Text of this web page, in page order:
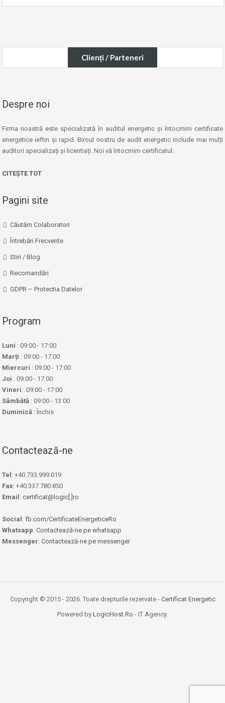
Clienți / Parteneri
Despre noi
Firma noastră este specializată în auditul energetic și întocmim certificate
energetice ieftin și rapid. Biroul nostru de audit energetic include mai mulți
auditori specializați și licentiați. Noi vă întocmim certificatul..
CITEȘTE TOT
Pagini site
Căutăm Colaboratori
Întrebări Frecvente
Stiri / Blog
Recomandări
GDPR – Protectia Datelor
Program
Luni : 09:00 - 17:00
Marți : 09:00 - 17:00
Miercuri : 09:00 - 17:00
Joi : 09:00 - 17:00
Vineri : 09:00 - 17:00
Sâmbătă : 09:00 - 13:00
Duminică : Închis
Contactează-ne
Tel : +40.733.999.019
Fax: +40.337.780.850
Email : certificat@logic[.]ro
Social : fb.com/CertificateEnergeticeRo
Whatsapp: Contactează-ne pe whatsapp
Messenger: Contactează-ne pe messenger
Copyright © 2015 - 2026. Toate drepturile rezervate - Certificat Energetic
Powered by LogicHost.Ro - IT Agency.